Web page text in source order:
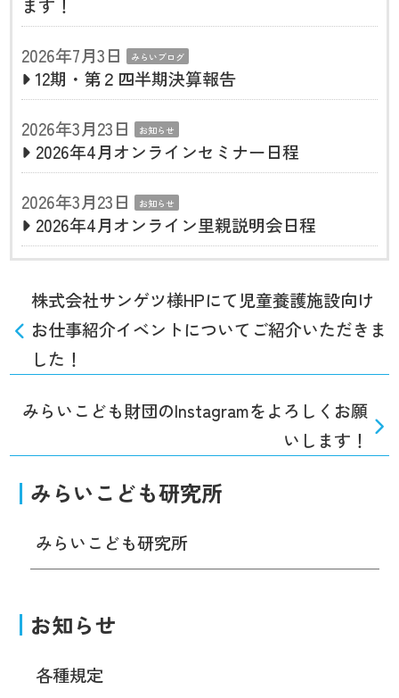
ます！
2026年7月3日
みらいブログ
12期・第２四半期決算報告
2026年3月23日
お知らせ
2026年4月オンラインセミナー日程
2026年3月23日
お知らせ
2026年4月オンライン里親説明会日程
株式会社サンゲツ様HPにて児童養護施設向け
お仕事紹介イベントについてご紹介いただきま
した！
みらいこども財団のInstagramをよろしくお願
いします！
みらいこども研究所
みらいこども研究所
お知らせ
各種規定